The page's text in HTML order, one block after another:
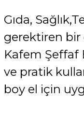
Gıda,
gerektiren bir
Kafem Şeffaf
ve pratik
boy el için